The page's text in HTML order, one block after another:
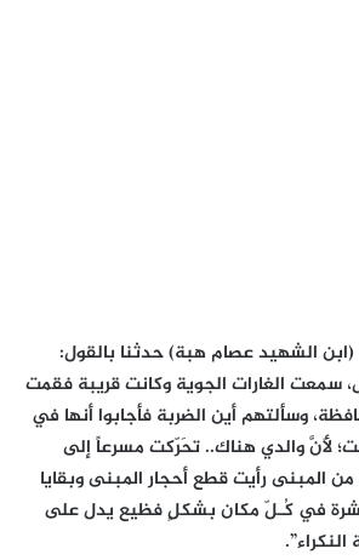
الشهيد عصام هبة) حدثنا بالقول:
سمعت الغارات الجوية وكانت قريبة فقمت
وسألتهم أين الضربة فأجابوا أنها في
لأَنَّ والدي هناك.. تحَرّكت مسرعاً إلى
المبنى رأيت قطع أحجار المبنى وبقايا
في كُـلّ مكان بشكلٍ فظيع يدل على